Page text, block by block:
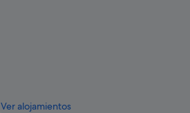
Ver alojamientos